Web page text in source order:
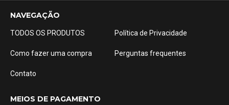
NAVEGAÇÃO
TODOS OS PRODUTOS Política de Privacidade
Como fazer uma compra Perguntas frequentes
Contato
MEIOS DE PAGAMENTO